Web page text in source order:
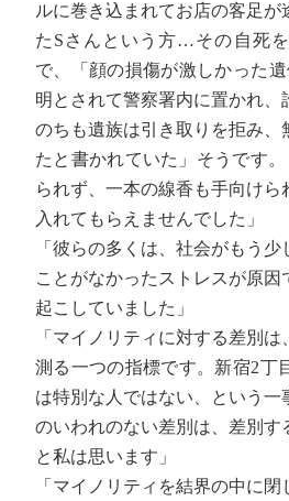
ルに巻き込まれてお店の客足が
たSさんという方…その自死
で、「顔の損傷が激しかった
明とされて警察署内に置かれ、
のちも遺族は引き取りを拒み、
たと書かれていた」そうです
られず、一本の線香も手向けら
入れてもらえませんでした」
「彼らの多くは、社会がもう
ことがなかったストレスが原因
起こしていました」
「マイノリティに対する差別
測る一つの指標です。新宿2丁
は特別な人ではない、という一
のいわれのない差別は、差別す
と私は思います」
「マイノリティを結界の中に